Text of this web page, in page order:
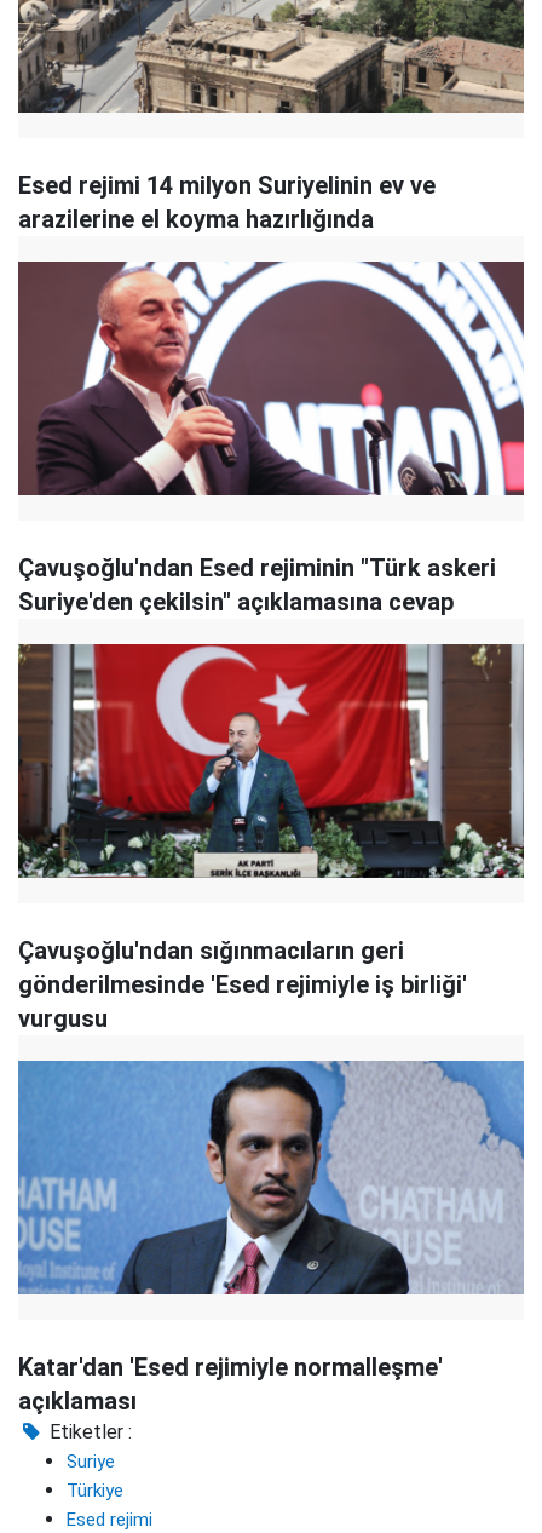
Esed rejimi 14 milyon Suriyelinin ev ve
arazilerine el koyma hazırlığında
Çavuşoğlu'ndan Esed rejiminin "Türk askeri
Suriye'den çekilsin" açıklamasına cevap
Çavuşoğlu'ndan sığınmacıların geri
gönderilmesinde 'Esed rejimiyle iş birliği'
vurgusu
Katar'dan 'Esed rejimiyle normalleşme'
açıklaması
Etiketler :
Suriye
Türkiye
Esed rejimi